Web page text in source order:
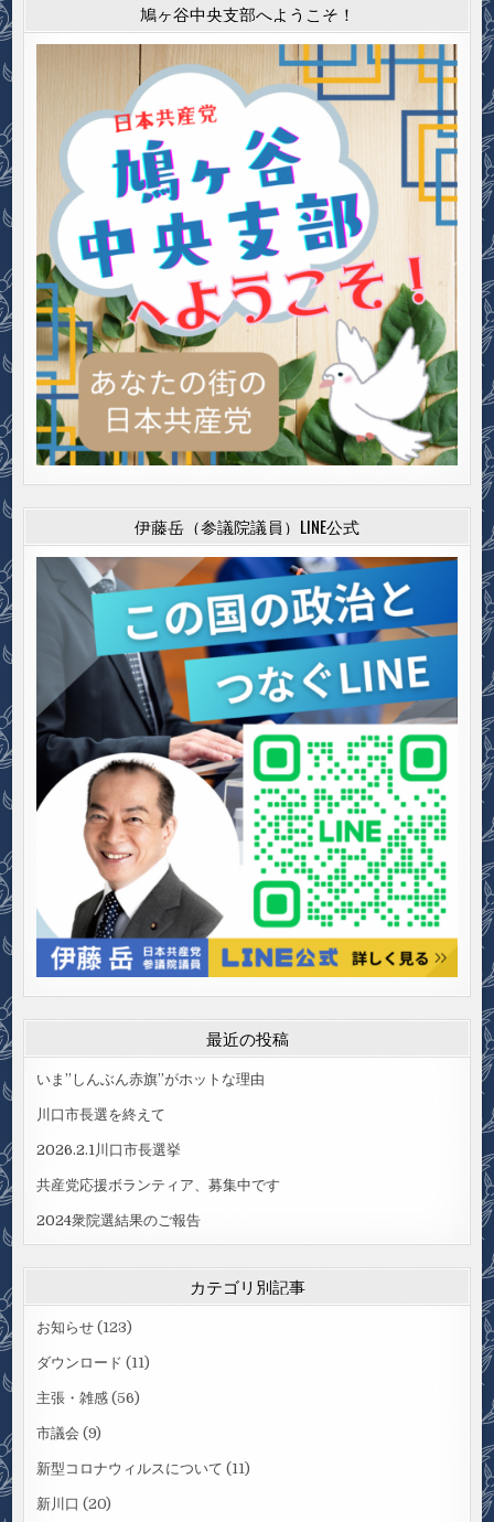
鳩ヶ谷中央支部へようこそ！
伊藤岳（参議院議員）LINE公式
最近の投稿
いま”しんぶん赤旗”がホットな理由
川口市長選を終えて
2026.2.1川口市長選挙
共産党応援ボランティア、募集中です
2024衆院選結果のご報告
カテゴリ別記事
お知らせ (123)
ダウンロード (11)
主張・雑感 (56)
市議会 (9)
新型コロナウィルスについて (11)
新川口 (20)